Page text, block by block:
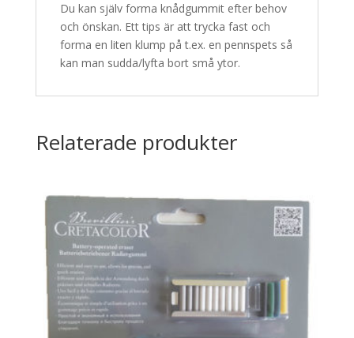
Du kan själv forma knådgummit efter behov
och önskan. Ett tips är att trycka fast och
forma en liten klump på t.ex. en pennspets så
kan man sudda/lyfta bort små ytor.
Relaterade produkter